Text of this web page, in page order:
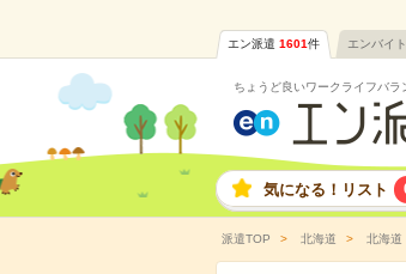
エン派遣 1601件 エンバイト
ちょうど良いワークライフバラ
気になる！リスト
派遣TOP 北海道 北海道